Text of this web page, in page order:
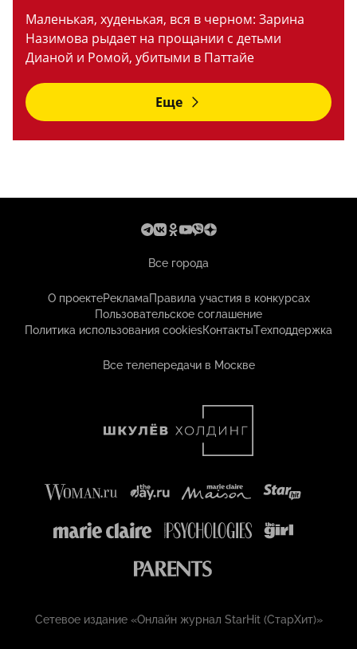
Маленькая, худенькая, вся в черном: Зарина
Назимова рыдает на прощании с детьми
Дианой и Ромой, убитыми в Паттайе
Еще
Все города
О проектеРекламаПравила участия в конкурсах
Пользовательское соглашение
Политика использования cookiesКонтактыТехподдержка
Все телепередачи в Москве
Сетевое издание «Онлайн журнал StarHit (СтарХит)»